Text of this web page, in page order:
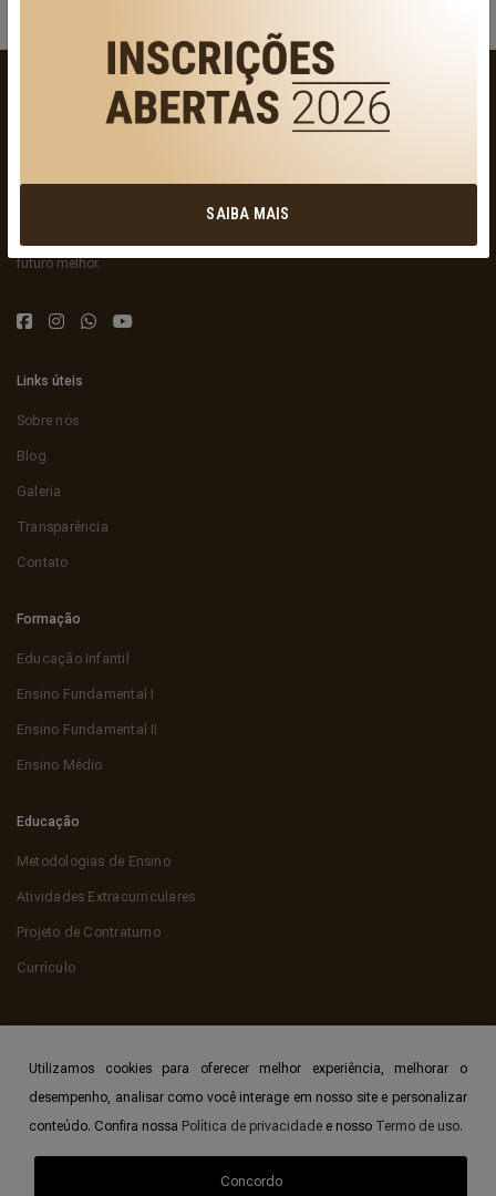
Utilizamos cookies para oferecer melhor experiência, melhorar o
desempenho, analisar como você interage em nosso site e personalizar
conteúdo. Confira nossa Política de privacidade e nosso Termo de uso.
Concordo
O Colégio Hamônia, fundado em 1953 em Ibirama, é referência em
futuro melhor.
Links úteis
Sobre nós
Blog
Galeria
Transparência
Contato
Formação
Educação Infantil
Ensino Fundamental I
Ensino Fundamental II
Ensino Médio
Educação
Metodologias de Ensino
Atividades Extracurriculares
Projeto de Contraturno
Currículo
© 2026 Colégio Hamônia, a escola que faz a diferença! - Todos os direitos
SAIBA MAIS